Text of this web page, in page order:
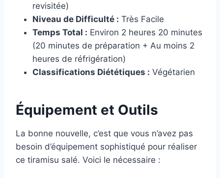
revisitée)
Niveau de Difficulté : Très Facile
Temps Total : Environ 2 heures 20 minutes
(20 minutes de préparation + Au moins 2
heures de réfrigération)
Classifications Diététiques : Végétarien
Équipement et Outils
La bonne nouvelle, c’est que vous n’avez pas
besoin d’équipement sophistiqué pour réaliser
ce tiramisu salé. Voici le nécessaire :